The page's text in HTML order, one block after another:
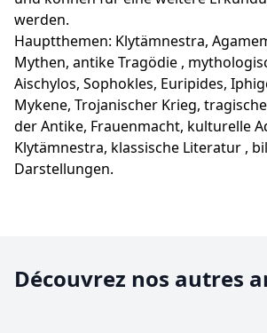
werden.
Hauptthemen: Klytämnestra,
Mythen, antike Tragödie ,
Aischylos, Sophokles, Euripides,
Mykene, Trojanischer Krieg,
der Antike, Frauenmacht, kulturelle
Klytämnestra, klassische Literatur ,
Darstellungen.
Découvrez nos autres